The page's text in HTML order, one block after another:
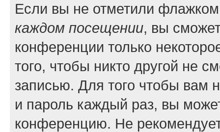
Если вы не отметили
каждом посещении, вы
конференции только
того, чтобы никто другой не
записью. Для того чтобы вам
и пароль каждый раз, вы
конференцию. Не